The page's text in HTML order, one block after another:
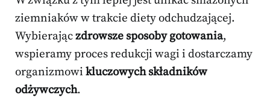
ziemniaków w trakcie diety odchudzającej.
Wybierajączdrowsze sposoby gotowania,
wspieramy proces redukcji wagi i dostarczamy
organizmowi kluczowych składników
odżywczych.